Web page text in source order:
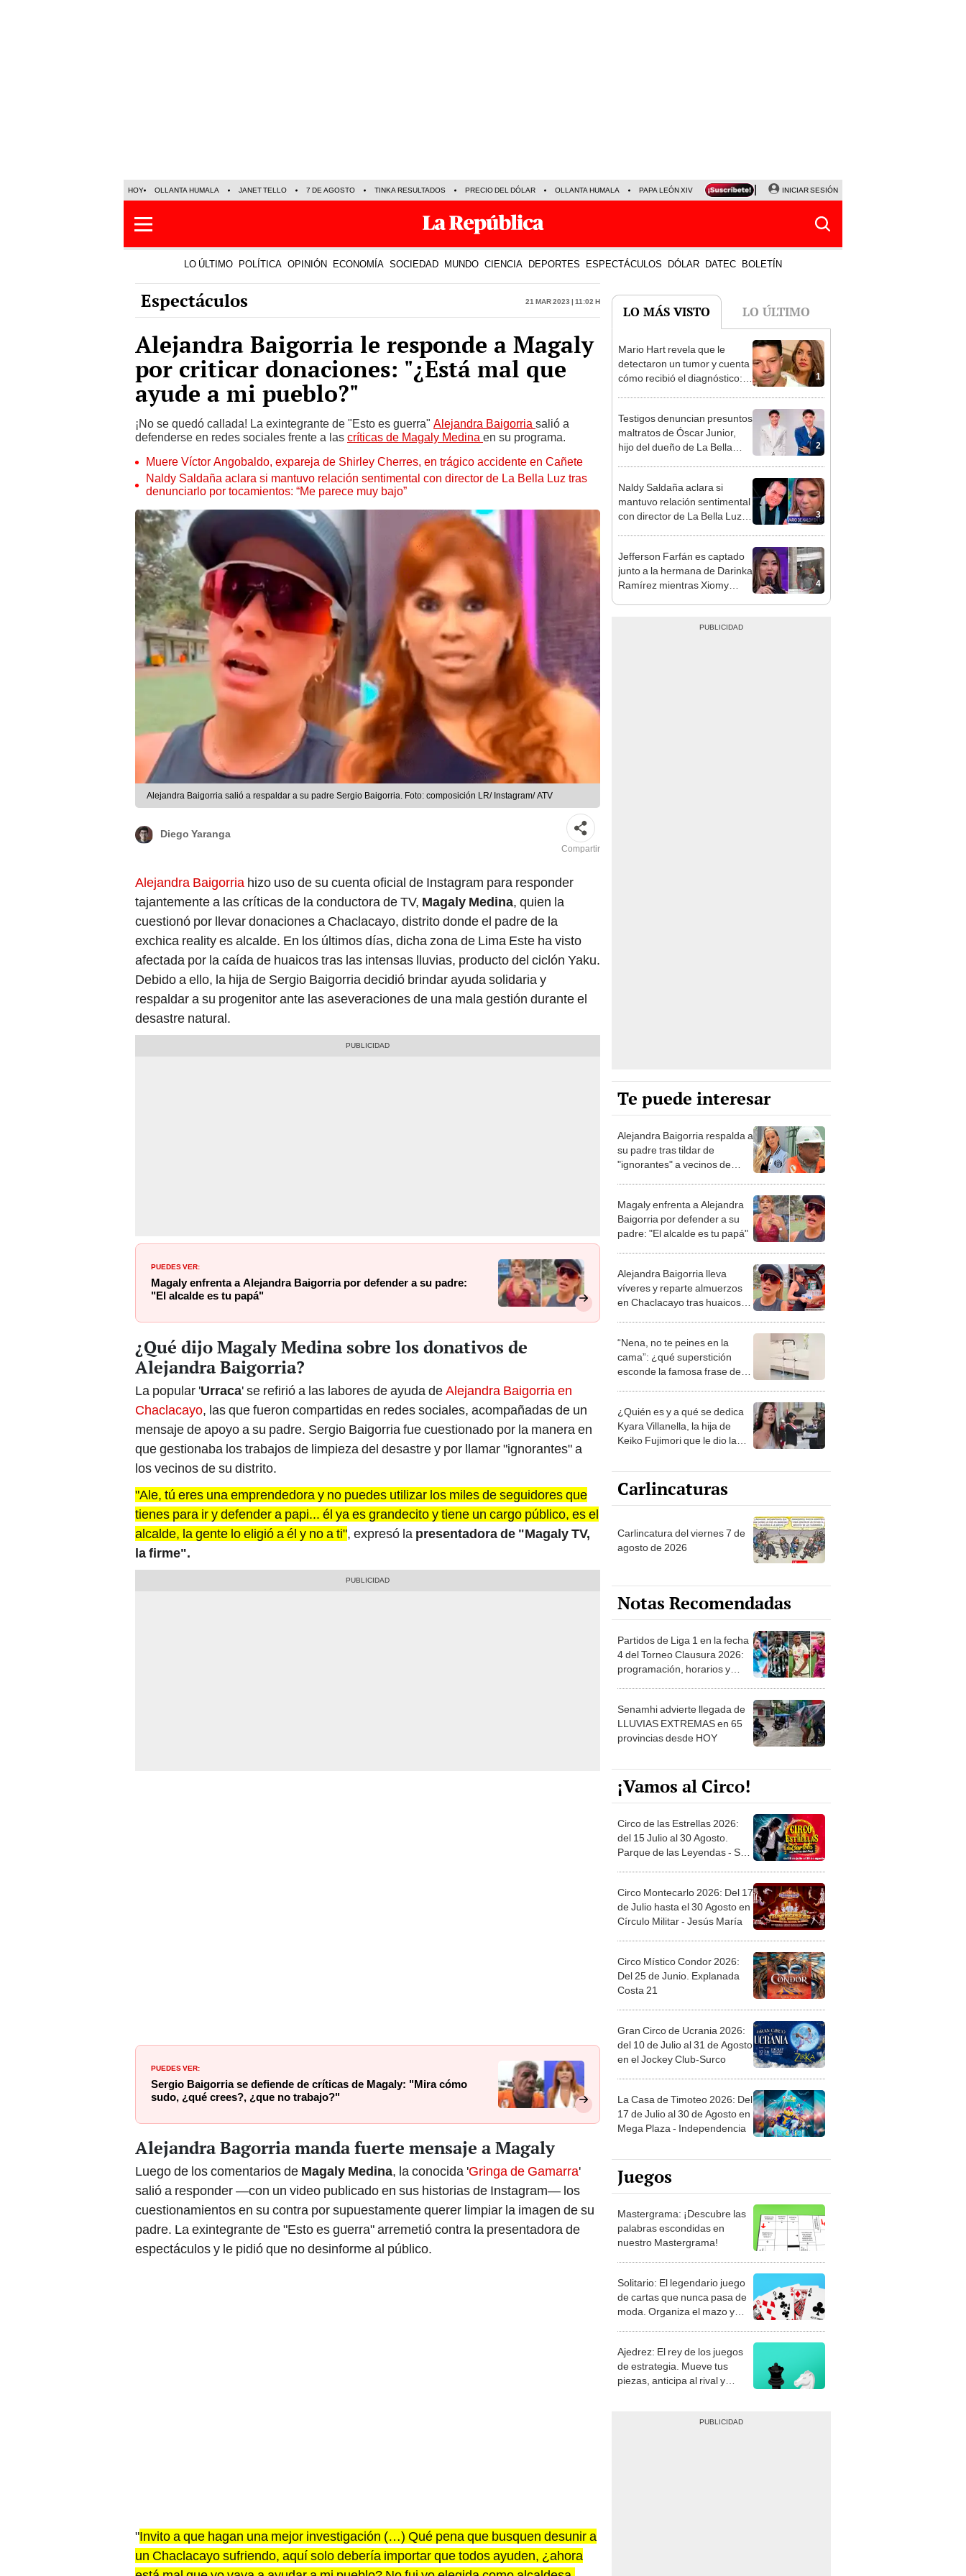
HOY OLLANTA HUMALA JANET TELLO 7 DE AGOSTO TINKA RESULTADOS PRECIO DEL DÓLAR OLLANTA HUMALA PAPA LEÓN XIV NALDY SALDAÑA LA BELLA LUZ
INICIAR SESIÓN
LO ÚLTIMO POLÍTICA OPINIÓN ECONOMÍA SOCIEDAD MUNDO CIENCIA DEPORTES ESPECTÁCULOS DÓLAR DATEC BOLETÍN
Espectáculos 21 Mar 2023 | 11:02 h
Alejandra Baigorria le responde a Magaly
por criticar donaciones: "¿Está mal que
ayude a mi pueblo?"
¡No se quedó callada! La exintegrante de "Esto es guerra" Alejandra Baigorria salió a
defenderse en redes sociales frente a las críticas de Magaly Medina en su programa.
Muere Víctor Angobaldo, expareja de Shirley Cherres, en trágico accidente en Cañete
Naldy Saldaña aclara si mantuvo relación sentimental con director de La Bella Luz tras
denunciarlo por tocamientos: “Me parece muy bajo”
Alejandra Baigorria salió a respaldar a su padre Sergio Baigorria. Foto: composición LR/ Instagram/ ATV
Diego Yaranga
Compartir
Alejandra Baigorria hizo uso de su cuenta oficial de Instagram para responder
tajantemente a las críticas de la conductora de TV, Magaly Medina, quien la
cuestionó por llevar donaciones a Chaclacayo, distrito donde el padre de la
exchica reality es alcalde. En los últimos días, dicha zona de Lima Este ha visto
afectada por la caída de huaicos tras las intensas lluvias, producto del ciclón Yaku.
Debido a ello, la hija de Sergio Baigorria decidió brindar ayuda solidaria y
respaldar a su progenitor ante las aseveraciones de una mala gestión durante el
desastre natural.
PUEDES VER:
Magaly enfrenta a Alejandra Baigorria por defender a su padre:
"El alcalde es tu papá"
¿Qué dijo Magaly Medina sobre los donativos de
Alejandra Baigorria?
La popular 'Urraca' se refirió a las labores de ayuda deAlejandra Baigorria en
Chaclacayo, las que fueron compartidas en redes sociales, acompañadas de un
mensaje de apoyo a su padre. Sergio Baigorria fue cuestionado por la manera en
que gestionaba los trabajos de limpieza del desastre y por llamar "ignorantes" a
los vecinos de su distrito.
"Ale, tú eres una emprendedora y no puedes utilizar los miles de seguidores que
tienes para ir y defender a papi... él ya es grandecito y tiene un cargo público, es el
alcalde, la gente lo eligió a él y no a ti", expresó la presentadora de "Magaly TV,
la firme".
PUEDES VER:
Sergio Baigorria se defiende de críticas de Magaly: "Mira cómo
sudo, ¿qué crees?, ¿que no trabajo?"
Alejandra Bagorria manda fuerte mensaje a Magaly
Luego de los comentarios de Magaly Medina, la conocida 'Gringa de Gamarra'
salió a responder —con un video publicado en sus historias de Instagram— los
cuestionamientos en su contra por supuestamente querer limpiar la imagen de su
padre. La exintegrante de "Esto es guerra" arremetió contra la presentadora de
espectáculos y le pidió que no desinforme al público.
"Invito a que hagan una mejor investigación (…) Qué pena que busquen desunir a
un Chaclacayo sufriendo, aquí solo debería importar que todos ayuden, ¿ahora
LO MÁS VISTO LO ÚLTIMO
1
Mario Hart revela que le
detectaron un tumor y cuenta
cómo recibió el diagnóstico:
2
Testigos denuncian presuntos
maltratos de Óscar Junior,
hijo del dueño de La Bella
3
Naldy Saldaña aclara si
mantuvo relación sentimental
con director de La Bella Luz
bajo”
4
Jefferson Farfán es captado
junto a la hermana de Darinka
Ramírez mientras Xiomy
Te puede interesar
Alejandra Baigorria respalda a
su padre tras tildar de
"ignorantes" a vecinos de
Magaly enfrenta a Alejandra
Baigorria por defender a su
padre: "El alcalde es tu papá"
Alejandra Baigorria lleva
víveres y reparte almuerzos
en Chaclacayo tras huaicos:
“Nena, no te peines en la
cama”: ¿qué superstición
esconde la famosa frase de
¿Quién es y a qué se dedica
Kyara Villanella, la hija de
Keiko Fujimori que le dio la
Carlincaturas
Carlincatura del viernes 7 de
agosto de 2026
Notas Recomendadas
Partidos de Liga 1 en la fecha
4 del Torneo Clausura 2026:
programación, horarios y
Senamhi advierte llegada de
LLUVIAS EXTREMAS en 65
provincias desde HOY
¡Vamos al Circo!
Circo de las Estrellas 2026:
del 15 Julio al 30 Agosto.
Parque de las Leyendas - San
Circo Montecarlo 2026: Del 17
de Julio hasta el 30 Agosto en
Círculo Militar - Jesús María
Circo Místico Condor 2026:
Del 25 de Junio. Explanada
Costa 21
Gran Circo de Ucrania 2026:
del 10 de Julio al 31 de Agosto
en el Jockey Club-Surco
La Casa de Timoteo 2026: Del
17 de Julio al 30 de Agosto en
Mega Plaza - Independencia
Juegos
Mastergrama: ¡Descubre las
palabras escondidas en
nuestro Mastergrama!
Solitario: El legendario juego
de cartas que nunca pasa de
moda. Organiza el mazo y
Ajedrez: El rey de los juegos
de estrategia. Mueve tus
piezas, anticipa al rival y